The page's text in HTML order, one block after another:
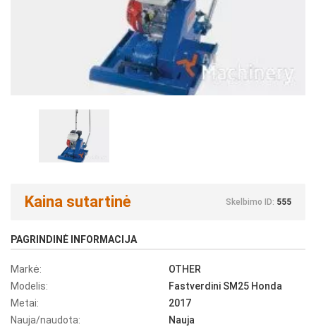
Kaina sutartinė Skelbimo ID: 555
PAGRINDINĖ INFORMACIJA
Markė:
OTHER
Modelis:
Fastverdini SM25 Honda
Metai:
2017
Nauja/naudota:
Nauja